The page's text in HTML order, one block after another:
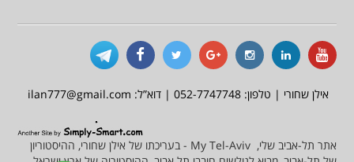
אילן שחורי | טלפון: 052-7747748 | דוא”ל: ilan777@gmail.com
אתר תל-אביב שלי, My Tel-Aviv - בעריכתו של אילן שחורי, ההיסטוריון